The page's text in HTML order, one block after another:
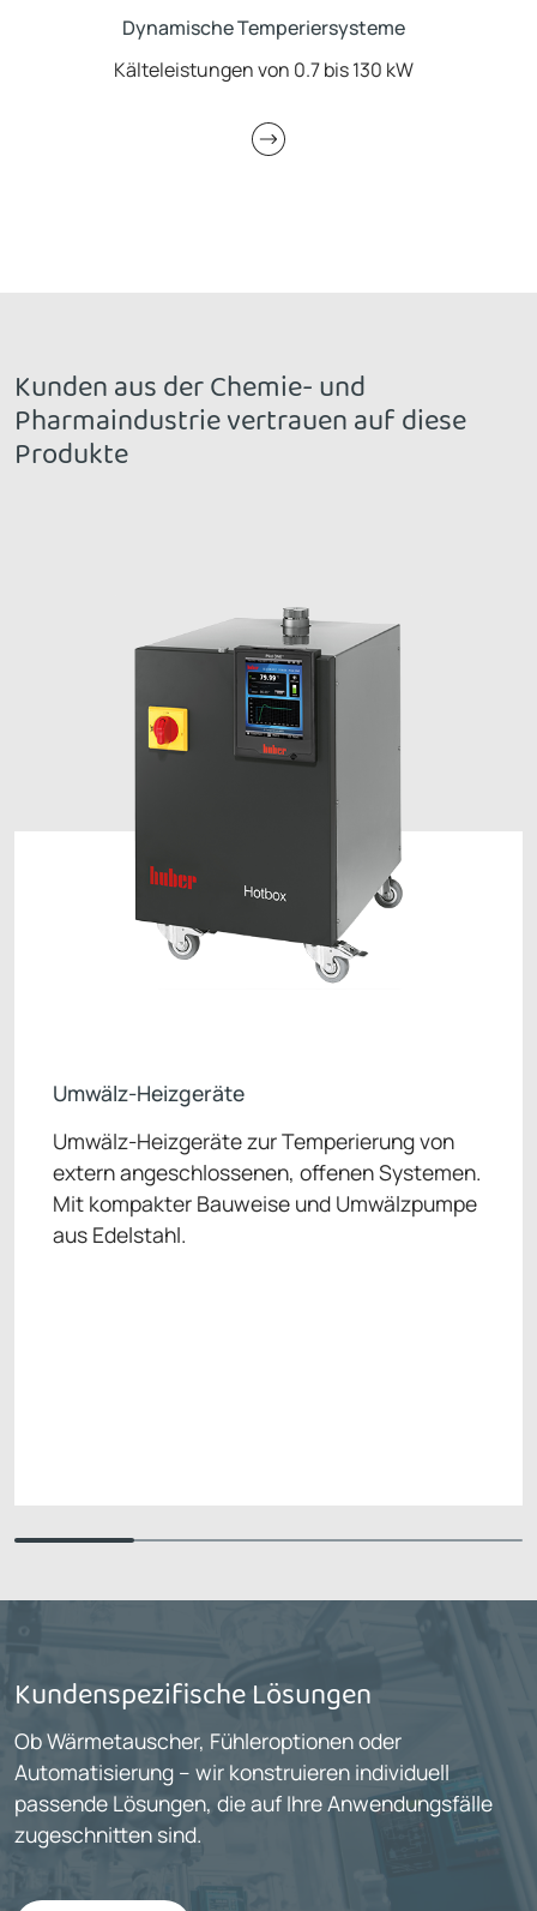
Dynamische Temperiersysteme
Kälteleistungen von 0.7 bis 130 kW
Dynamische Temperiersysteme
Kälteleistungen von 0.7 bis 130 kW
Eintauchkühler
Kunden aus der Chemie- und
Pharmaindustrie vertrauen auf diese
Produkte
Umwälz-Heizgeräte
Umwälz-Heizgeräte zur Temperierung von
extern angeschlossenen, offenen Systemen.
Mit kompakter Bauweise und Umwälzpumpe
aus Edelstahl.
Kundenspezifische Lösungen
Ob Wärmetauscher, Fühleroptionen oder
Automatisierung – wir konstruieren individuell
passende Lösungen, die auf Ihre Anwendungsfälle
zugeschnitten sind.